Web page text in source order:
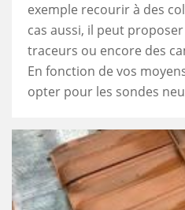
exemple recourir à des
cas aussi, il peut
traceurs ou encore des
En fonction de vos
opter pour les sondes